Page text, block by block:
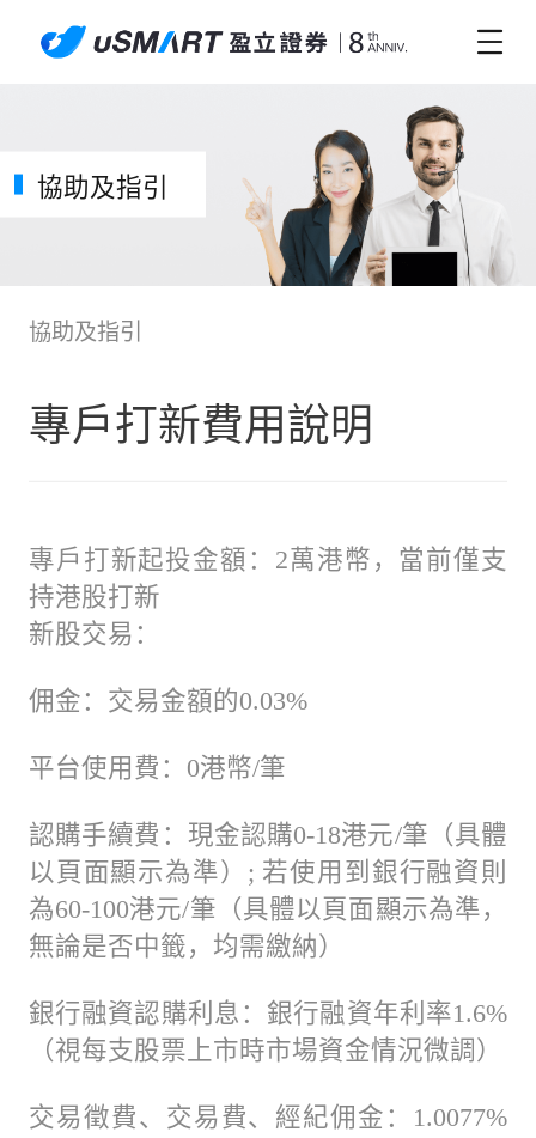
協助及指引
協助及指引
專戶打新費用說明
專戶打新起投金額：2萬港幣，當前僅支
持港股打新
新股交易：
佣金：交易金額的0.03%
平台使用費：0港幣/筆
認購手續費：現金認購0-18港元/筆（具體
以頁面顯示為準）; 若使用到銀行融資則
為60-100港元/筆（具體以頁面顯示為準，
無論是否中籤，均需繳納）
銀行融資認購利息：銀行融資年利率1.6%
（視每支股票上市時市場資金情況微調）
交易徵費、交易費、經紀佣金：1.0077%